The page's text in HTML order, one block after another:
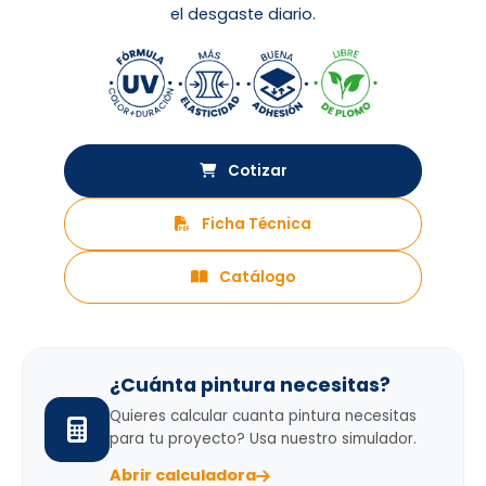
el desgaste diario.
Cotizar
Ficha Técnica
Catálogo
¿Cuánta pintura necesitas?
Quieres calcular cuanta pintura necesitas
para tu proyecto? Usa nuestro simulador.
Abrir calculadora